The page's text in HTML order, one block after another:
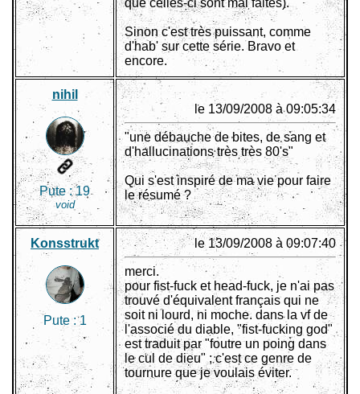
que celles-ci sont mal faites).
Sinon c'est très puissant, comme
d'hab' sur cette série. Bravo et
encore.
nihil
Pute :19
void
le 13/09/2008 à 09:05:34
"une débauche de bites, de sang et
d'hallucinations très très 80's"
Qui s'est inspiré de ma vie pour faire
le résumé ?
Konsstrukt
Pute :1
le 13/09/2008 à 09:07:40
merci.
pour fist-fuck et head-fuck, je n'ai pas
trouvé d'équivalent français qui ne
soit ni lourd, ni moche. dans la vf de
l'associé du diable, "fist-fucking god"
est traduit par "foutre un poing dans
le cul de dieu" ; c'est ce genre de
tournure que je voulais éviter.